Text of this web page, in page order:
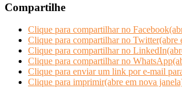
Compartilhe
Clique para compartilhar no
Clique para compartilhar no Twitter(abre
Clique para compartilhar no
Clique para compartilhar no
Clique para enviar um link por e-mail
Clique para imprimir(abre em nova